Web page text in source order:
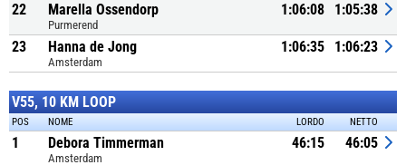
22 Marella Ossendorp
Purmerend
1:06:08 1:05:38
23 Hanna de Jong
Amsterdam
1:06:35 1:06:23
V55, 10 KM LOOP
POS NOME LORDO NETTO
1 Debora Timmerman
Amsterdam
46:15 46:05